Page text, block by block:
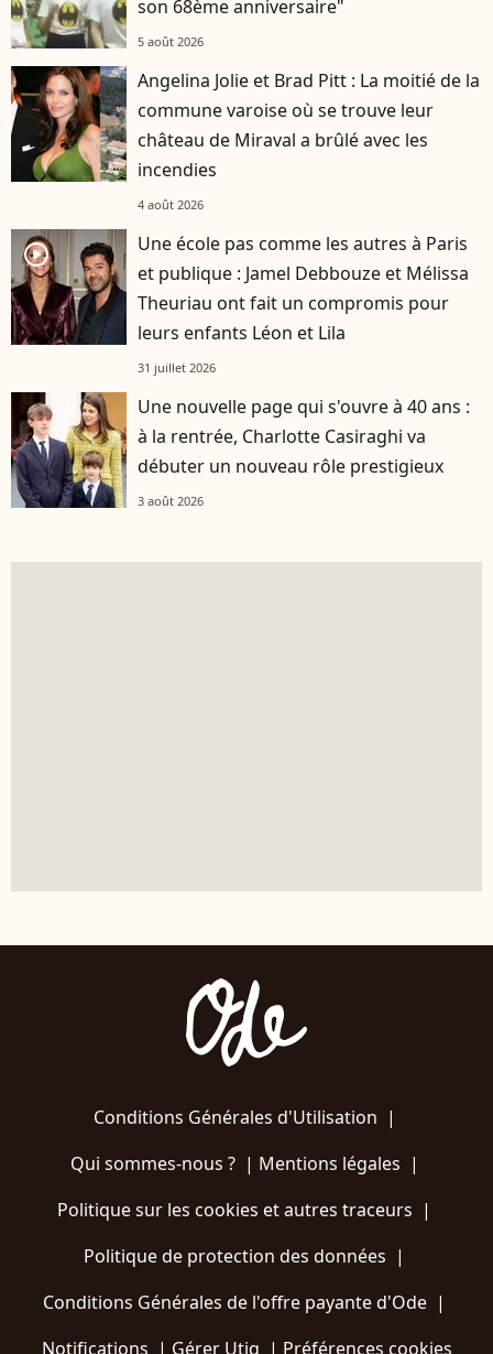
son 68ème anniversaire"
5 août 2026
Angelina Jolie et Brad Pitt : La moitié de la
commune varoise où se trouve leur
château de Miraval a brûlé avec les
incendies
4 août 2026
player2
Une école pas comme les autres à Paris
et publique : Jamel Debbouze et Mélissa
Theuriau ont fait un compromis pour
leurs enfants Léon et Lila
31 juillet 2026
Une nouvelle page qui s'ouvre à 40 ans :
à la rentrée, Charlotte Casiraghi va
débuter un nouveau rôle prestigieux
3 août 2026
Conditions Générales d'Utilisation |
Qui sommes-nous ?| Mentions légales |
Politique sur les cookies et autres traceurs |
Politique de protection des données |
Conditions Générales de l'offre payante d'Ode |
Notifications | Gérer Utiq | Préférences cookies